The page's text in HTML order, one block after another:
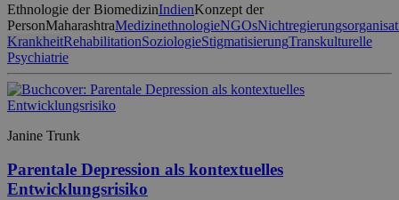
Ethnologie der BiomedizinIndienKonzept der
PersonMaharashtraMedizinethnologieNGOs
KrankheitRehabilitationSoziologieStigmatisierungTranskulturelle
Psychiatrie
Janine Trunk
Parentale Depression als kontextuelles
Entwicklungsrisiko